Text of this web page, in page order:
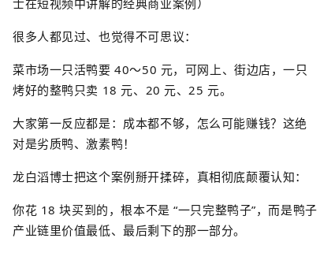
士在短视频中讲解的经典商业案例）
很多人都见过、也觉得不可思议：
菜市场一只活鸭要 40～50 元，可网上、街边店，一只
烤好的整鸭只卖 18元、 20元、25元。
大家第一反应都是：成本都不够，怎么可能赚钱？这绝
对是劣质鸭、激素鸭！
龙白滔博士把这个案例掰开揉碎，真相彻底颠覆认知：
你花 18块买到的，根本不是“一只完整鸭子”，而是鸭子
产业链里价值最低、最后剩下的那一部分。